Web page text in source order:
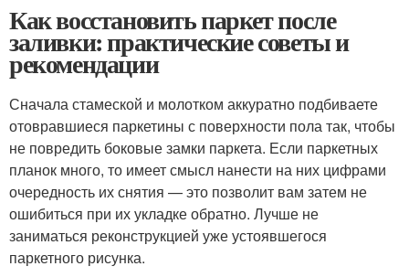
Как восстановить паркет после
заливки: практические советы и
рекомендации
Сначала стамеской и молотком аккуратно подбиваете
отовравшиеся паркетины с поверхности пола так, чтобы
не повредить боковые замки паркета. Если паркетных
планок много, то имеет смысл нанести на них цифрами
очередность их снятия — это позволит вам затем не
ошибиться при их укладке обратно. Лучше не
заниматься реконструкцией уже устоявшегося
паркетного рисунка.